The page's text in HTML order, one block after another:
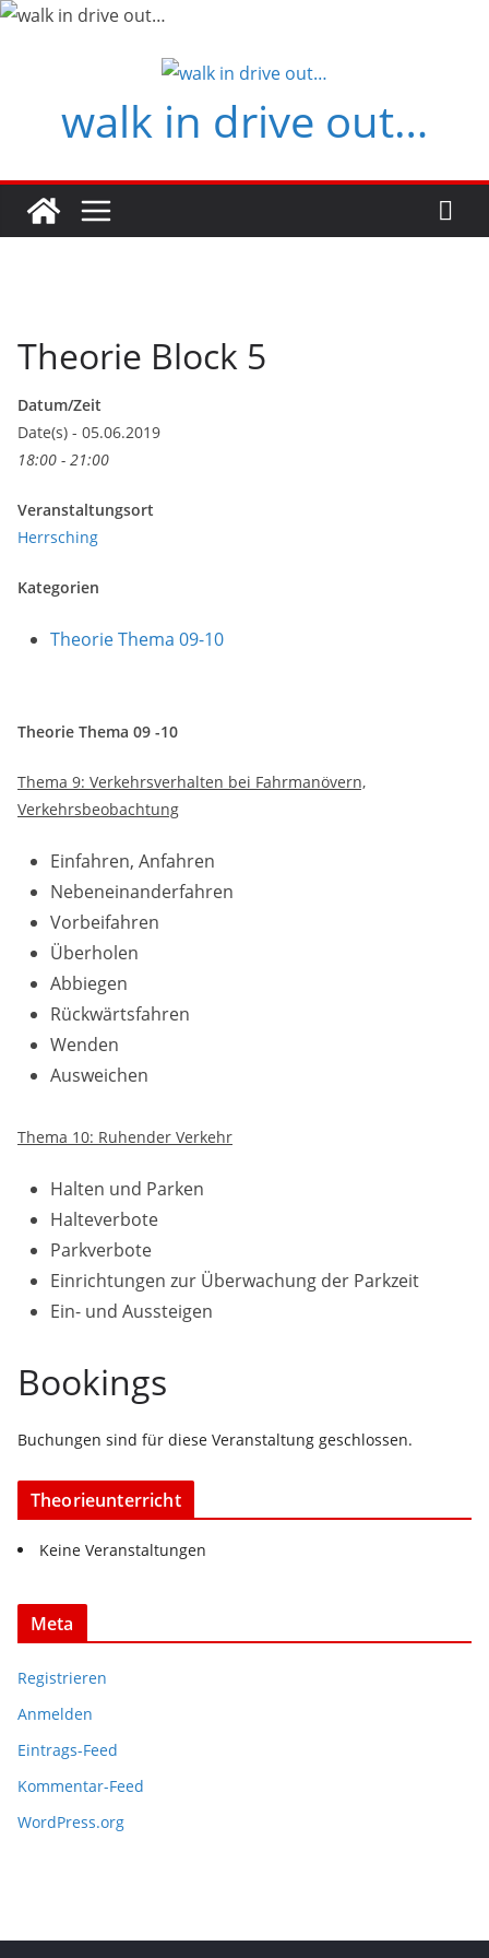
Zum
walk in drive out…
Theorie Block 5
Datum/Zeit
Date(s) - 05.06.2019
18:00 - 21:00
Veranstaltungsort
Herrsching
Kategorien
Theorie Thema 09-10
Theorie Thema 09 -10
Thema 9: Verkehrsverhalten bei Fahrmanövern,
Verkehrsbeobachtung
Einfahren, Anfahren
Nebeneinanderfahren
Vorbeifahren
Überholen
Abbiegen
Rückwärtsfahren
Wenden
Ausweichen
Thema 10: Ruhender Verkehr
Halten und Parken
Halteverbote
Parkverbote
Einrichtungen zur Überwachung der Parkzeit
Ein- und Aussteigen
Bookings
Buchungen sind für diese Veranstaltung geschlossen.
Theorieunterricht
Keine Veranstaltungen
Meta
Registrieren
Anmelden
Eintrags-Feed
Kommentar-Feed
WordPress.org